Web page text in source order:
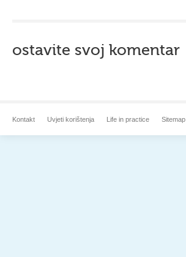
ostavite svoj komentar
Kontakt Uvjeti korištenja Life in practice Sitemap